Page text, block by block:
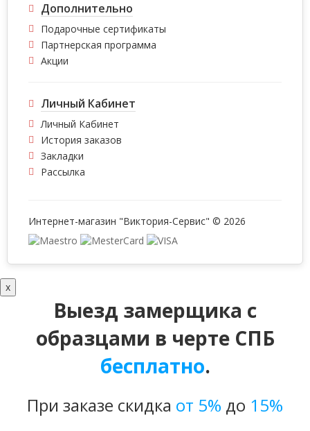
Дополнительно
Подарочные сертификаты
Партнерская программа
Акции
Личный Кабинет
Личный Кабинет
История заказов
Закладки
Рассылка
Интернет-магазин "Виктория-Сервис" © 2026
x
Выезд замерщика с
образцами в черте СПБ
бесплатно.
При заказе скидка от 5% до 15%